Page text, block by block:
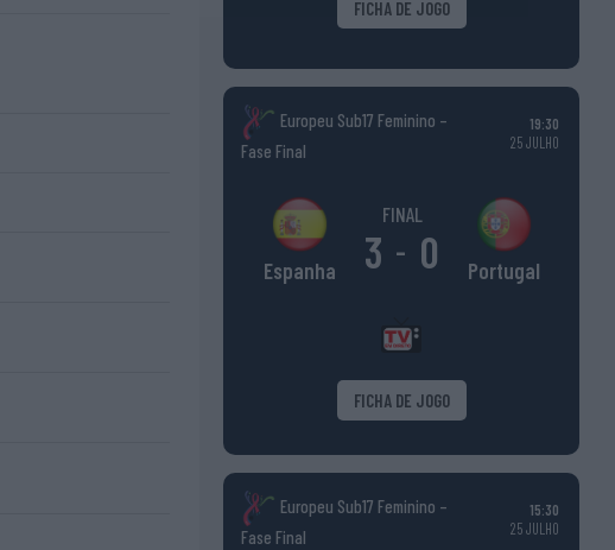
FICHA DE JOGO
Europeu Sub17 Feminino –
Fase Final
19:30
25 JULHO
Espanha
FINAL
3 - 0 Portugal
FICHA DE JOGO
Europeu Sub17 Feminino –
Fase Final
15:30
25 JULHO